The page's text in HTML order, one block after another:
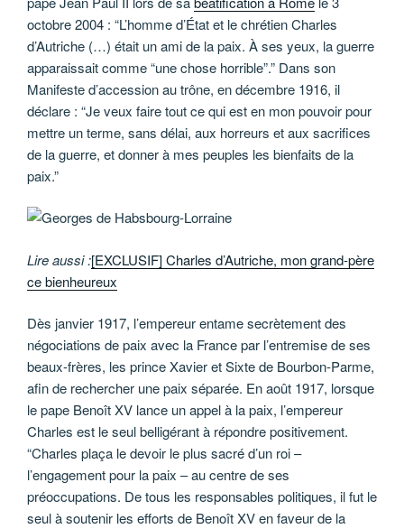
octobre 2004 : “L’homme d’État et le chrétien Charles
d’Autriche (…) était un ami de la paix. À ses yeux, la guerre
apparaissait comme “une chose horrible”.” Dans son
Manifeste d’accession au trône, en décembre 1916, il
déclare : “Je veux faire tout ce qui est en mon pouvoir pour
mettre un terme, sans délai, aux horreurs et aux sacrifices
de la guerre, et donner à mes peuples les bienfaits de la
paix.”
Lire aussi :[EXCLUSIF] Charles d’Autriche, mon grand-père
ce bienheureux
Dès janvier 1917, l’empereur entame secrètement des
négociations de paix avec la France par l’entremise de ses
beaux-frères, les prince Xavier et Sixte de Bourbon-Parme,
afin de rechercher une paix séparée. En août 1917, lorsque
le pape Benoît XV lance un appel à la paix, l’empereur
Charles est le seul belligérant à répondre positivement.
“Charles plaça le devoir le plus sacré d’un roi –
l’engagement pour la paix – au centre de ses
préoccupations. De tous les responsables politiques, il fut le
seul à soutenir les efforts de Benoît XV en faveur de la